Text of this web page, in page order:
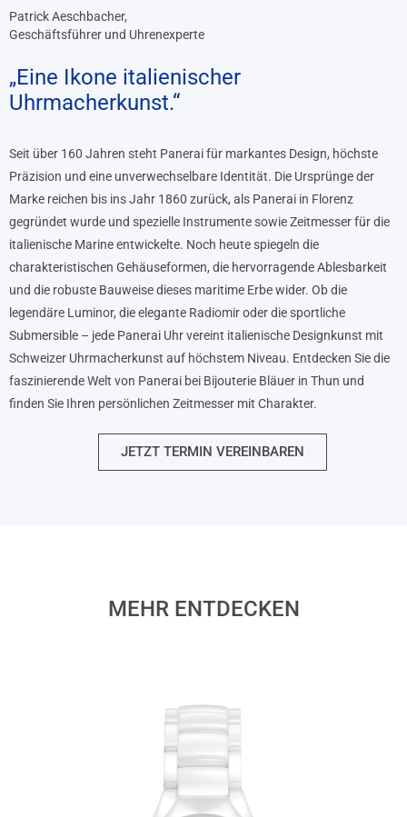
Patrick Aeschbacher,
Geschäftsführer und Uhrenexperte
„Eine Ikone italienischer
Uhrmacherkunst.“
Seit über 160 Jahren steht Panerai für markantes Design, höchste
Präzision und eine unverwechselbare Identität. Die Ursprünge der
Marke reichen bis ins Jahr 1860 zurück, als Panerai in Florenz
gegründet wurde und spezielle Instrumente sowie Zeitmesser für die
italienische Marine entwickelte. Noch heute spiegeln die
charakteristischen Gehäuseformen, die hervorragende Ablesbarkeit
und die robuste Bauweise dieses maritime Erbe wider. Ob die
legendäre Luminor, die elegante Radiomir oder die sportliche
Submersible – jede Panerai Uhr vereint italienische Designkunst mit
Schweizer Uhrmacherkunst auf höchstem Niveau. Entdecken Sie die
faszinierende Welt von Panerai bei Bijouterie Bläuer in Thun und
finden Sie Ihren persönlichen Zeitmesser mit Charakter.
JETZT TERMIN VEREINBAREN
MEHR ENTDECKEN